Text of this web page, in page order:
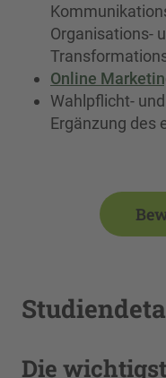
Organisations-
Online
Wahlpflicht-
Ergänzung des
Die